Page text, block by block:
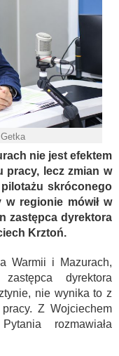
nie jest efektem
pracy, lecz zmian w
skróconego
regionie mówił w
zastępca dyrektora
Krztoń.
Warmii i Mazurach,
dyrektora
nie wynika to z
Z Wojciechem
rozmawiała